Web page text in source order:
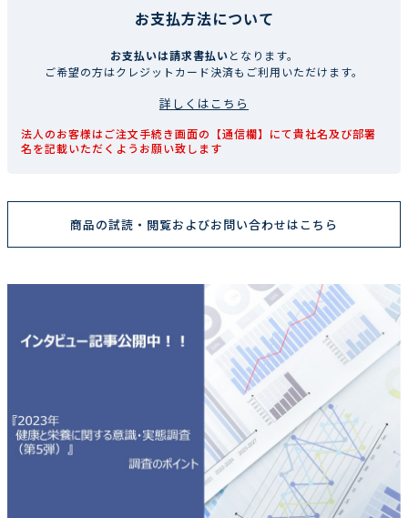
お支払方法について
お支払いは請求書払いとなります。
ご希望の方はクレジットカード決済もご利用いただけます。
詳しくはこちら
法人のお客様はご注文手続き画面の【通信欄】にて貴社名及び部署
名を記載いただくようお願い致します
商品の試読・閲覧およびお問い合わせはこちら